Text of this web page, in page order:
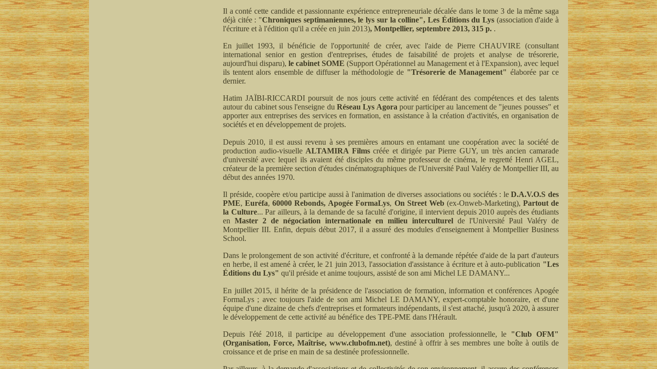
Il a conté cette candide et passionnante expérience entrepreneuriale décalée dans le tome 3 de la même saga
déjà citée : "Chroniques septimaniennes, le lys sur la colline", Les Éditions du Lys (association d'aide à
l'écriture et à l'édition qu'il a créée en juin 2013), Montpellier, septembre 2013, 315 p. .
En juillet 1993, il bénéficie de l'opportunité de créer, avec l'aide de Pierre CHAUVIRE (consultant
international senior en gestion d'entreprises, études de faisabilité de projets et analyse de trésorerie,
aujourd'hui disparu), le cabinet SOME (Support Opérationnel au Management et à l'Expansion), avec lequel
ils tentent alors ensemble de diffuser la méthodologie de "Trésorerie de Management" élaborée par ce
dernier.
Hatim JAÏBI-RICCARDI poursuit de nos jours cette activité en fédérant des compétences et des talents
autour du cabinet sous l'enseigne du Réseau Lys Agora pour participer au lancement de "jeunes pousses" et
apporter aux entreprises des services en formation, en assistance à la création d'activités, en organisation de
sociétés et en développement de projets.
Depuis 2010, il est aussi revenu à ses premières amours en entamant une coopération avec la société de
production audio-visuelle ALTAMIRA Filmscréée et dirigée par Pierre GUY, un très ancien camarade
d'université avec lequel ils avaient été disciples du même professeur de cinéma, le regretté Henri AGEL,
créateur de la première section d'études cinématographiques de l'Université Paul Valéry de Montpellier III, au
début des années 1970.
Il préside, coopère et/ou participe aussi à l'animation de diverses associations ou sociétés : leD.A.V.O.S des
PME,Euréfa,60000 Rebonds, Apogée FormaLys, On Street Web(ex-Onweb-Marketing), Partout de
la Culture... Par ailleurs, à la demande de sa faculté d'origine, il intervient depuis 2010 auprès des étudiants
en Master 2 de négociation internationale en milieu interculturel de l'Université Paul Valéry de
Montpellier III. Enfin, depuis début 2017, il a assuré des modules d'enseignement à Montpellier Business
School.
Dans le prolongement de son activité d'écriture, et confronté à la demande répétée d'aide de la part d'auteurs
en herbe, il est amené à créer, le 21 juin 2013, l'association d'assistance à écriture et à auto-publication "Les
Éditions du Lys" qu'il préside et anime toujours, assisté de son ami Michel LE DAMANY...
En juillet 2015, il hérite de la présidence de l'association de formation, information et conférences Apogée
FormaLys ; avec toujours l'aide de son ami Michel LE DAMANY, expert-comptable honoraire, et d'une
équipe d'une dizaine de chefs d'entreprises et formateurs indépendants, il s'est attaché, jusqu'à 2020, à assurer
le développement de cette activité au bénéfice des TPE-PME dans l'Hérault.
Depuis l'été 2018, il participe au développement d'une association professionnelle, le
"Club OFM"
(Organisation, Force, Maîtrise, www.clubofm.net), destiné à offrir à ses membres une boîte à outils de
croissance et de prise en main de sa destinée professionnelle.